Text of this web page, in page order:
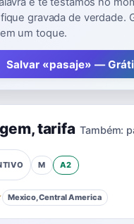
gravada de verdade.
um toque.
Salvar «pasaje» —
,tarifa Também:
M A2
Mexico, Central America